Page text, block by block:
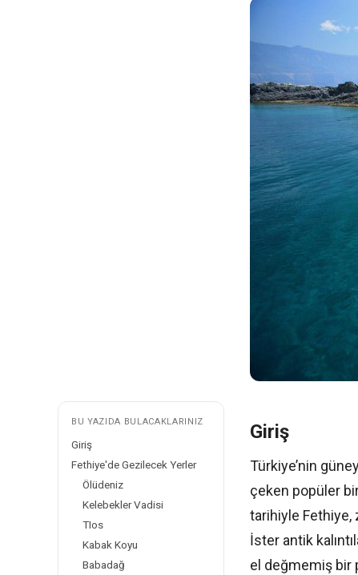
BU YAZIDA BULACAKLARINIZ
Giriş
Fethiye'de Gezilecek Yerler
Ölüdeniz
Kelebekler Vadisi
TIos
Kabak Koyu
Babadağ
Giriş
Türkiye’nin
çeken popüler
tarihiyle Fethiye,
İster antik
el değmemiş bir